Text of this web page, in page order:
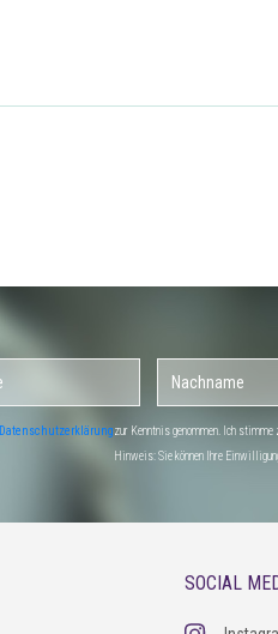
Datenschutzerklärungzur Kenntnis genommen. Ich stimme
Hinweis: Sie können Ihre
SOCIAL